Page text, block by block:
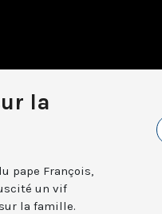
la
pape François,
un vif
la famille.